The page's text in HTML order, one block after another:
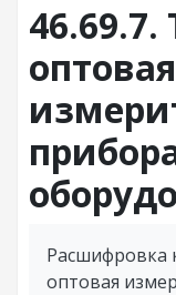
46.69.7.
оптовая
Расшифровка
оптовая